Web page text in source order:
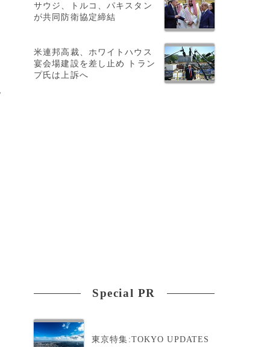
サウジ、トルコ、パキスタン
が共同防衛協定締結
米連邦高裁、ホワイトハウス
宴会場建設を差し止め トラン
プ氏は上訴へ
Special PR
東京特集:TOKYO UPDATES